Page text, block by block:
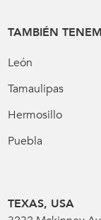
TAMBIÉN
León
Tamaulipas
Hermosillo
Puebla
TEXAS, USA